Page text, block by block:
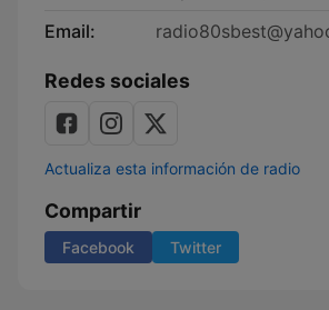
Email:
Redes sociales
Actualiza esta información de radio
Compartir
Facebook Twitter